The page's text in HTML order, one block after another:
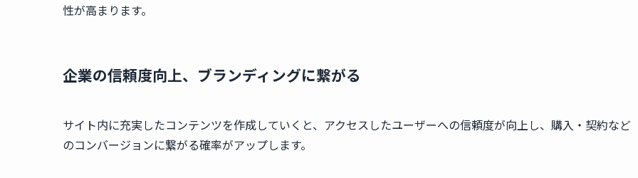
性が高まります。
企業の信頼度向上、ブランディングに繋がる
サイト内に充実したコンテンツを作成していくと、アクセスしたユーザーへの信頼度が向上し、購入・契約など
のコンバージョンに繋がる確率がアップします。